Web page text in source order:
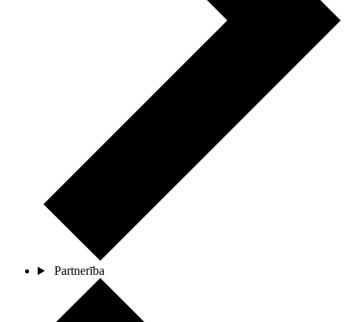
Partnerība